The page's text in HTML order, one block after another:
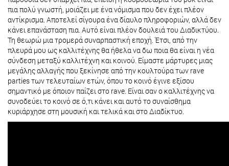
πια πολύ γνωστή, μοιάζει με ένα νόμισμα που δεν έχει πλέον
αντίκρισμα. Αποτελεί σίγουρα ένα δίαυλο πληροφοριών, αλλά δεν
κάνει επανάσταση πια. Αυτό είναι πλέον δουλειά του Διαδικτύου.
Τη θεωρώ μια τρομερά συναρπαστική εποχή. Έτσι, από την
πλευρά μου ως καλλιτέχνης θα ήθελα να δω ποια θα είναι η νέα
σύνδεση μεταξύ καλλιτέχνη και κοινού. Είμαστε μάρτυρες μιας
μεγάλης αλλαγής που ξεκίνησε από την κουλτούρα των rave
parties των τελευταίων ετών, όπου το κοινό έγινε εξίσου
σημαντικό με όποιον παίζει στο rave. Είναι σαν ο καλλιτέχνης να
συνοδεύει το κοινό σε ό,τι κάνει και αυτό το συναίσθημα
κυριάρχησε στη μουσική και τελικά και στο Διαδίκτυο.